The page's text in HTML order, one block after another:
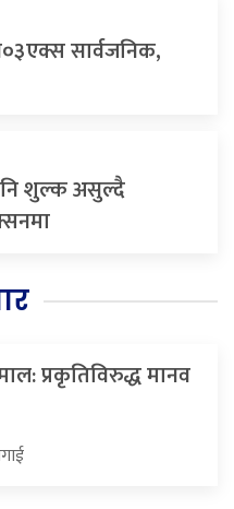
सार्वजनिक,
पनि शुल्क असुल्दै
प्रकृतिविरुद्ध मानव